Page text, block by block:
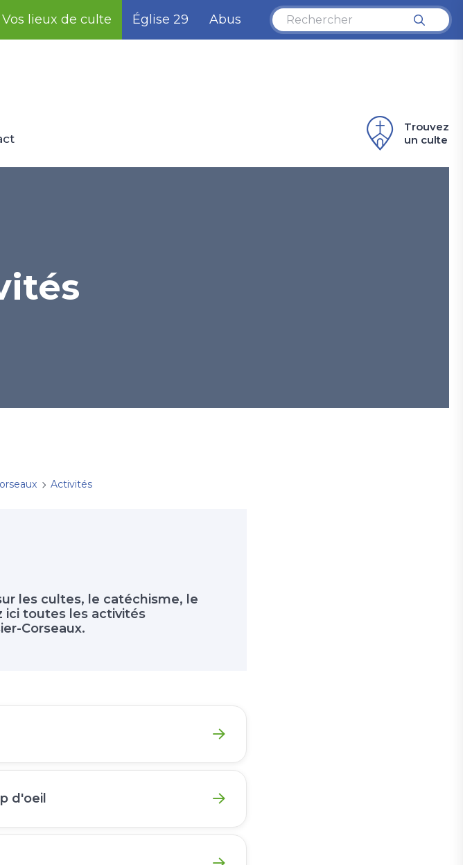
Vos lieux de culte Église 29 Abus
Trouvez
un culte
Activités
les cultes, le catéchisme, le
ici toutes les activités
Corseaux.
d'oeil